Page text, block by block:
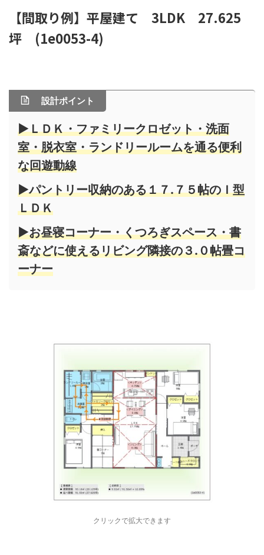
【間取り例】平屋建て 3LDK 27.625
坪 (1e0053-4)
設計ポイント
▶ＬＤＫ・ファミリークロゼット・洗面
室・脱衣室・ランドリールームを通る便利
な回遊動線
▶パントリー収納のある１７.７５帖のＩ型
ＬＤＫ
▶お昼寝コーナー・くつろぎスペース・書
斎などに使えるリビング隣接の３.０帖畳コ
ーナー
クリックで拡大できます